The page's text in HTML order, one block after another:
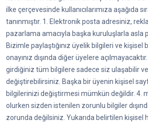
ilke çerçevesinde kullanıcılarımıza aşağıda
tanınmıştır. 1. Elektronik posta adresiniz,
pazarlama amacıyla başka kuruluşlarla asla
Bizimle paylaştığınız üyelik bilgileri ve kişisel
onayınız dışında diğer üyelere
girdiğiniz tüm bilgilere sadece siz ulaşabilir
değiştirebilirsiniz. Başka bir üyenin kişisel
bilgilerinizi değiştirmesi mümkün değildir. 4.
olurken sizden istenilen zorunlu bilgiler
zorunda değilsiniz. Yukarıda belirtilen kişisel